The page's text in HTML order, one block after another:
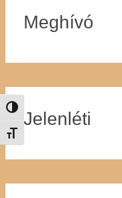
Nagy kontraszt váltása
Betűméret váltása
Meghívó
Jelenléti